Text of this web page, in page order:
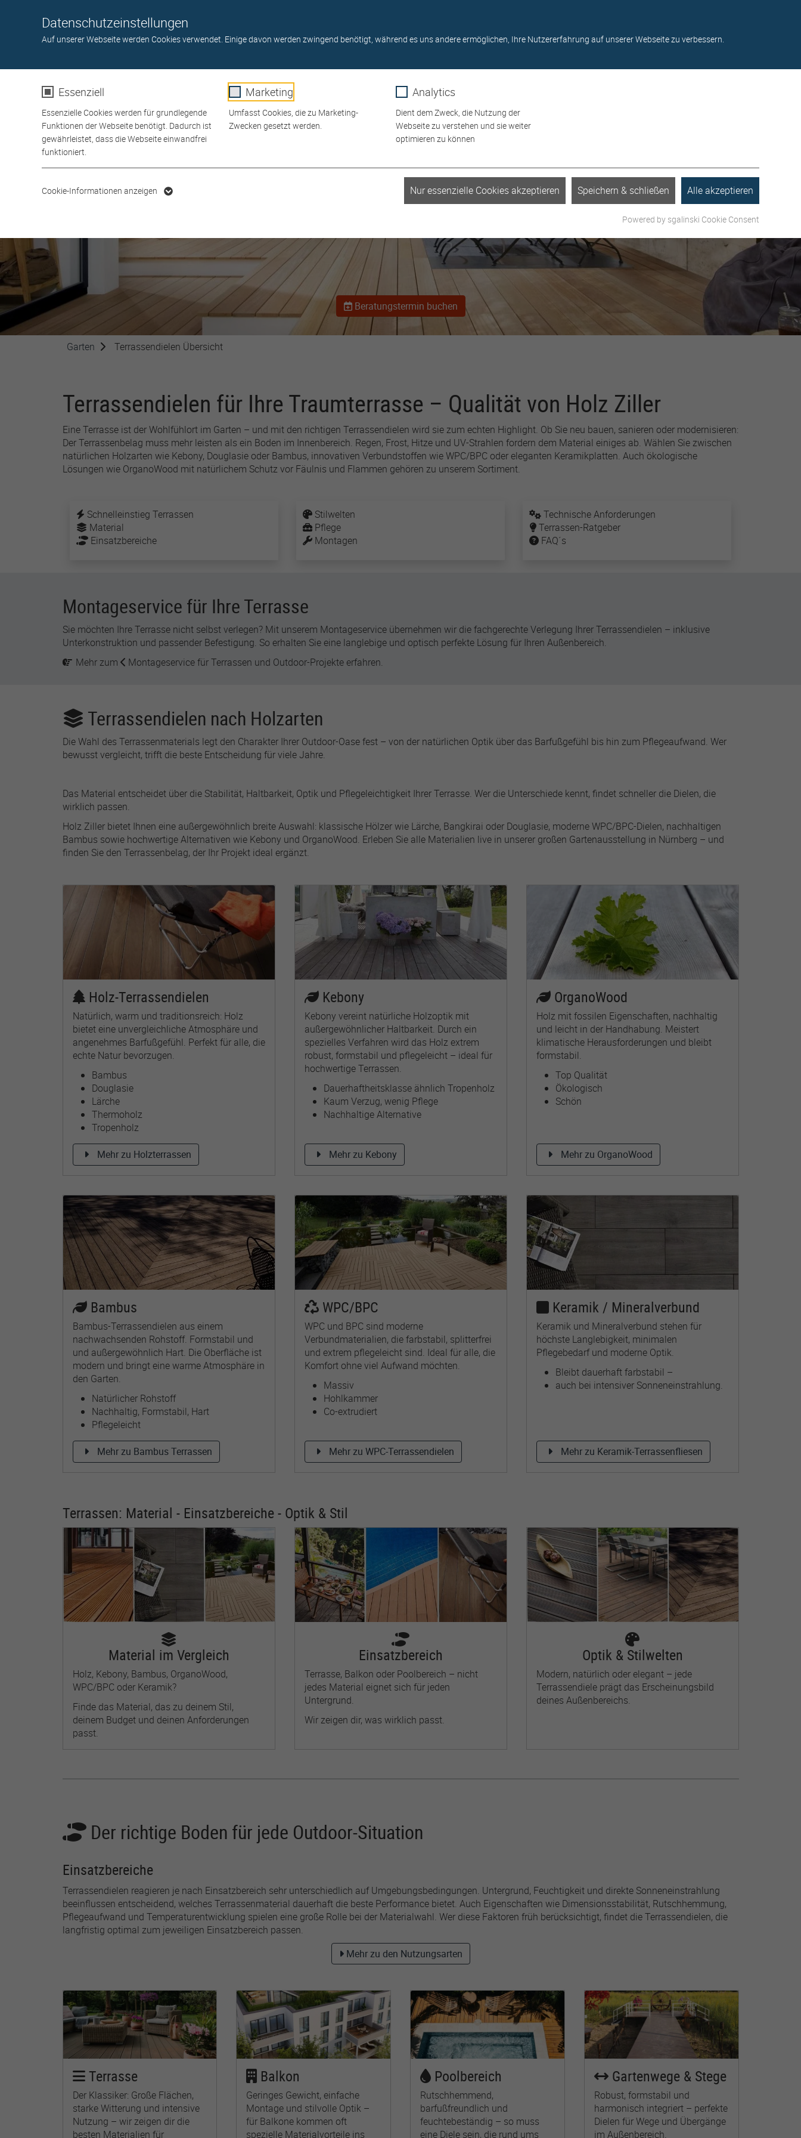
Datenschutzeinstellungen
Auf unserer Webseite werden Cookies verwendet. Einige davon werden zwingend benötigt, während es uns andere ermöglichen, Ihre Nutzererfahrung auf unserer Webseite zu verbessern.
Essenziell
Essenzielle Cookies werden für grundlegende
Funktionen der Webseite benötigt. Dadurch ist
gewährleistet, dass die Webseite einwandfrei
funktioniert.
Zweck
Dieses Cookie wird verwendet,
SgCookieOptin.lastPreferences
Anbieter
Zweck
Dieser Wert speichert Ihre
Consent-Einstellungen. Unter
generierte ID, für die
historische Speicherung Ihrer
vorgenommen Einstellungen,
falls der Webseiten-Betreiber
Marketing
Umfasst Cookies, die zu Marketing-
Zwecken gesetzt werden.
Zweck
Facebook Pixel
advertising first-party
cookie. Used by
Facebook to track visits
across websites to
deliver a series of
advertisement products
Name lastExternalReferrerTime
Anbieter Meta Platforms
Laufzeit 1 Jahr
arrived from another site
(such as Facebook,
Instagram, or elsewhere)
Name lastExternalReferrer
Anbieter Meta Platforms
address.
Name topicsLastReferenceTime
Zweck
Used by Meta Pixel to
remember the last time it
checked browser topics
advertising.
Analytics
Dient dem Zweck, die Nutzung der
Webseite zu verstehen und sie weiter
optimieren zu können
Cookie-Informationen anzeigen Nur essenzielle Cookies akzeptieren Speichern & schließen Alle akzeptieren
Powered by sgalinski Cookie Consent
BÖDEN
TÜREN GARTEN WAND- U. DECKE AUSSTELLUNG GRILLS SERVICE RATGEBER
Beratungstermin buchen
Garten Terrassendielen Übersicht
Terrassendielen für Ihre Traumterrasse – Qualität von Holz Ziller
Eine Terrasse ist der Wohlfühlort im Garten – und mit den richtigen Terrassendielen wird sie zum echten Highlight. Ob Sie neu bauen, sanieren oder modernisieren:
Der Terrassenbelag muss mehr leisten als ein Boden im Innenbereich. Regen, Frost, Hitze und UV-Strahlen fordern dem Material einiges ab. Wählen Sie zwischen
natürlichen Holzarten wie Kebony, Douglasie oder Bambus, innovativen Verbundstoffen wie WPC/BPC oder eleganten Keramikplatten. Auch ökologische
Lösungen wie OrganoWood mit natürlichem Schutz vor Fäulnis und Flammen gehören zu unserem Sortiment.
Schnelleinstieg Terrassen
Material
Einsatzbereiche
Stilwelten
Pflege
Montagen
Technische Anforderungen
Terrassen-Ratgeber
FAQ´s
Montageservice für Ihre Terrasse
Sie möchten Ihre Terrasse nicht selbst verlegen? Mit unserem Montageservice übernehmen wir die fachgerechte Verlegung Ihrer Terrassendielen – inklusive
Unterkonstruktion und passender Befestigung. So erhalten Sie eine langlebige und optisch perfekte Lösung für Ihren Außenbereich.
Mehr zum
Montageservicefür Terrassen und Outdoor-Projekte erfahren.
Terrassendielen nach Holzarten
Die Wahl des Terrassenmaterials legt den Charakter Ihrer Outdoor-Oase fest – von der natürlichen Optik über das Barfußgefühl bis hin zum Pflegeaufwand. Wer
bewusst vergleicht, trifft die beste Entscheidung für viele Jahre.
Das Material entscheidet über die Stabilität, Haltbarkeit, Optik und Pflegeleichtigkeit Ihrer Terrasse. Wer die Unterschiede kennt, findet schneller die Dielen, die
wirklich passen.
Holz Ziller bietet Ihnen eine außergewöhnlich breite Auswahl: klassische Hölzer wie Lärche, Bangkirai oder Douglasie, moderne WPC/BPC-Dielen, nachhaltigen
Bambus sowie hochwertige Alternativen wie Kebony und OrganoWood. Erleben Sie alle Materialien live in unserer großen Gartenausstellung in Nürnberg – und
finden Sie den Terrassenbelag, der Ihr Projekt ideal ergänzt.
Holz-Terrassendielen
Natürlich, warm und traditionsreich: Holz
bietet eine unvergleichliche Atmosphäre und
angenehmes Barfußgefühl. Perfekt für alle, die
echte Natur bevorzugen.
Bambus
Douglasie
Lärche
Thermoholz
Tropenholz
Mehr zu Holzterrassen
Kebony
Kebony vereint natürliche Holzoptik mit
außergewöhnlicher Haltbarkeit. Durch ein
spezielles Verfahren wird das Holz extrem
robust, formstabil und pflegeleicht – ideal für
hochwertige Terrassen.
Dauerhaftheitsklasse ähnlich Tropenholz
Kaum Verzug, wenig Pflege
Nachhaltige Alternative
Mehr zu Kebony
OrganoWood
Holz mit fossilen Eigenschaften, nachhaltig
und leicht in der Handhabung. Meistert
klimatische Herausforderungen und bleibt
formstabil.
Top Qualität
Ökologisch
Schön
Mehr zu OrganoWood
Bambus
Bambus-Terrassendielen aus einem
nachwachsenden Rohstoff. Formstabil und
und außergewöhnlich Hart. Die Oberfläche ist
modern und bringt eine warme Atmosphäre in
den Garten.
Natürlicher Rohstoff
Nachhaltig, Formstabil, Hart
Pflegeleicht
Mehr zu Bambus Terrassen
WPC/BPC
WPC und BPC sind moderne
Verbundmaterialien, die farbstabil, splitterfrei
und extrem pflegeleicht sind. Ideal für alle, die
Komfort ohne viel Aufwand möchten.
Massiv
Hohlkammer
Co-extrudiert
Mehr zu WPC-Terrassendielen
Keramik / Mineralverbund
Keramik und Mineralverbund stehen für
höchste Langlebigkeit, minimalen
Pflegebedarf und moderne Optik.
Bleibt dauerhaft farbstabil –
auch bei intensiver Sonneneinstrahlung.
Mehr zu Keramik-Terrassenfliesen
Terrassen: Material - Einsatzbereiche - Optik & Stil
Material im Vergleich
Holz, Kebony, Bambus, OrganoWood,
WPC/BPC oder Keramik?
Finde das Material, das zu deinem Stil,
deinem Budget und deinen Anforderungen
passt.
Einsatzbereich
Terrasse, Balkon oder Poolbereich – nicht
jedes Material eignet sich für jeden
Untergrund.
Wir zeigen dir, was wirklich passt.
Optik & Stilwelten
Modern, natürlich oder elegant – jede
Terrassendiele prägt das Erscheinungsbild
deines Außenbereichs.
Der richtige Boden für jede Outdoor-Situation
Einsatzbereiche
Terrassendielen reagieren je nach Einsatzbereich sehr unterschiedlich auf Umgebungsbedingungen. Untergrund, Feuchtigkeit und direkte Sonneneinstrahlung
beeinflussen entscheidend, welches Terrassenmaterial dauerhaft die beste Performance bietet. Auch Eigenschaften wie Dimensionsstabilität, Rutschhemmung,
Pflegeaufwand und Temperaturentwicklung spielen eine große Rolle bei der Materialwahl. Wer diese Faktoren früh berücksichtigt, findet die Terrassendielen, die
langfristig optimal zum jeweiligen Einsatzbereich passen.
Mehr zu den Nutzungsarten
Terrasse
Der Klassiker: Große Flächen,
starke Witterung und intensive
Nutzung – wir zeigen dir die
besten Materialien für
Balkon
Geringes Gewicht, einfache
Montage und stilvolle Optik –
für Balkone kommen oft
spezielle Materialvorteile ins
Poolbereich
Rutschhemmend,
barfußfreundlich und
feuchtebeständig – so muss
eine Diele sein, die rund ums
Gartenwege & Stege
Robust, formstabil und
harmonisch integriert – perfekte
Dielen für Wege und Übergänge
im Außenbereich.